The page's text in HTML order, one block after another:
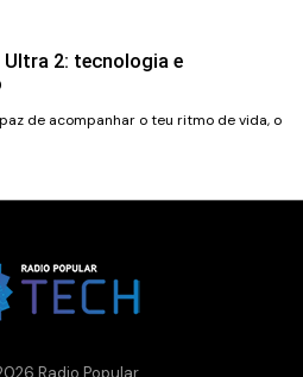
Ultra 2: tecnologia e
de acompanhar o teu ritmo de vida, o
Radio Popular